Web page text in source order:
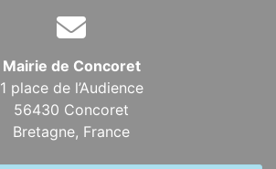
Mairie de Concoret
1 place de l’Audience
56430 Concoret
Bretagne, France